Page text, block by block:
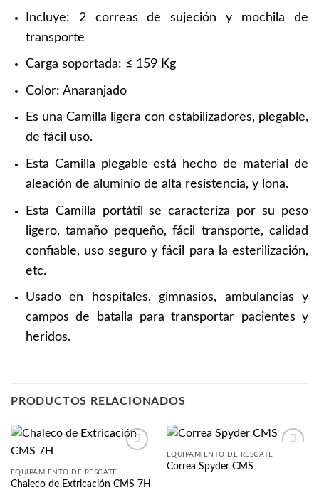
Incluye: 2 correas de sujeción y mochila de
transporte
Carga soportada: ≤ 159 Kg
Color: Anaranjado
Es una Camilla ligera con estabilizadores, plegable,
de fácil uso.
Esta Camilla plegable está hecho de material de
aleación de aluminio de alta resistencia, y lona.
Esta Camilla portátil se caracteriza por su peso
ligero, tamaño pequeño, fácil transporte, calidad
confiable, uso seguro y fácil para la esterilización,
etc.
Usado en hospitales, gimnasios, ambulancias y
campos de batalla para transportar pacientes y
heridos.
PRODUCTOS RELACIONADOS
lista
EQUIPAMIENTO DE RESCATE
Chaleco de Extricación CMS 7H
EQUIPAMIENTO DE RESCATE
Correa Spyder CMS